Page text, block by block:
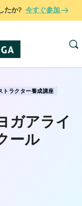
たか? 今すぐ参加
トラクター養成講座
ガアライ
ール